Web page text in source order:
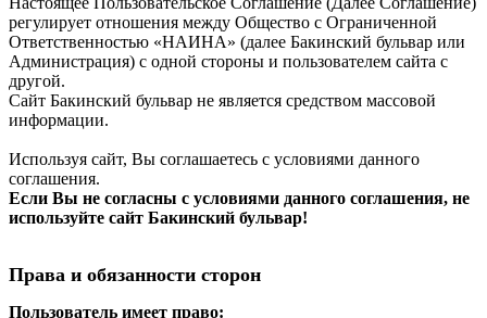
регулирует отношения между Общество с Ограниченной
Ответственностью «НАИНА» (далее Бакинский бульвар или
Администрация) с одной стороны и пользователем сайта с
другой.
Сайт Бакинский бульвар не является средством массовой
информации.
Используя сайт, Вы соглашаетесь с условиями данного
соглашения.
Если Вы не согласны с условиями данного соглашения, не
используйте сайт Бакинский бульвар!
Права и обязанности сторон
Пользователь имеет право: